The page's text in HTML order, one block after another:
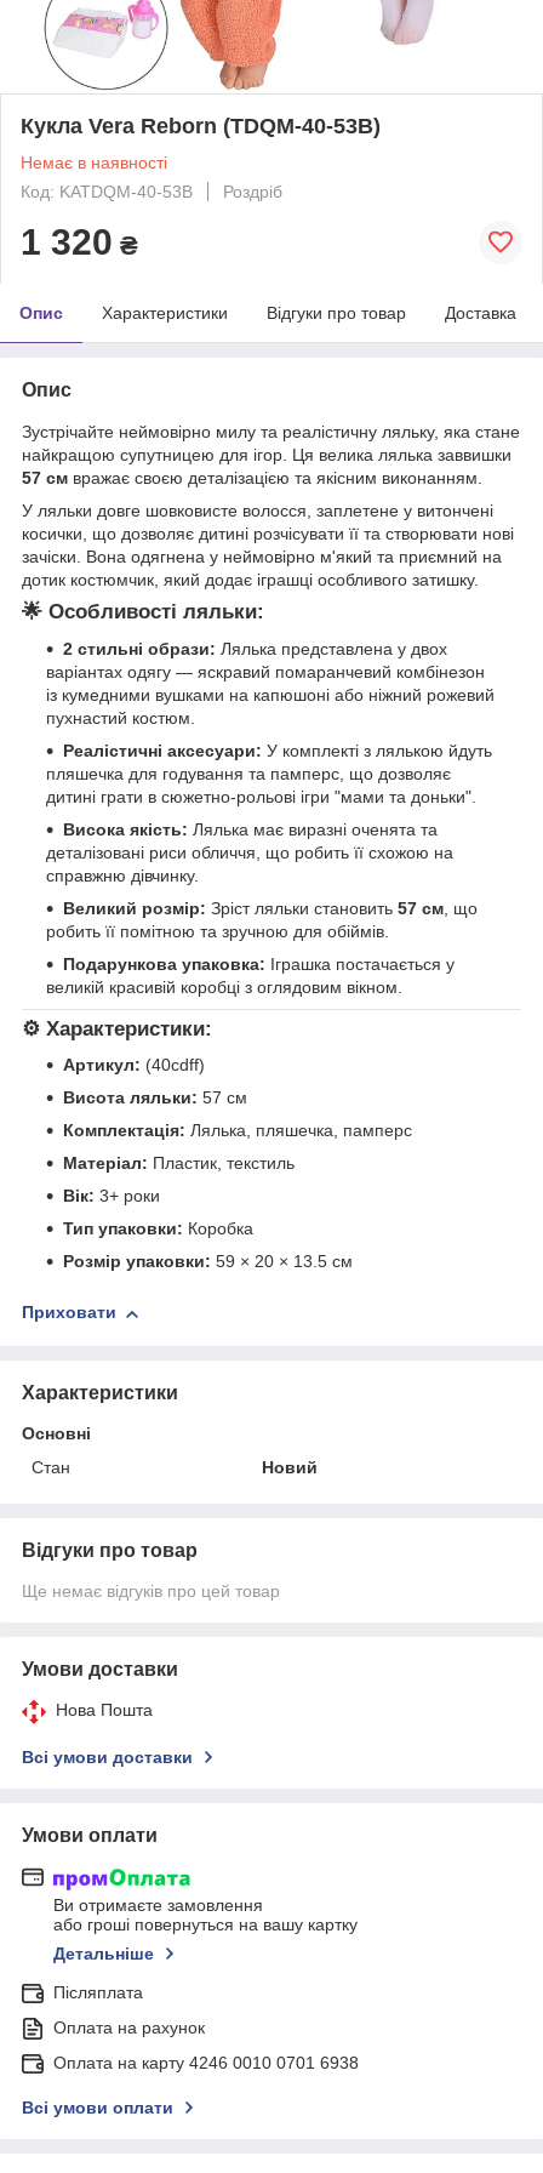
Кукла Vera Reborn (TDQM-40-53B)
Немає в наявності
Код: KATDQM-40-53B
Роздріб
1 320 ₴
Опис Характеристики Відгуки про товар Доставка
Опис
Зустрічайте неймовірно милу та реалістичну ляльку, яка стане
найкращою супутницею для ігор. Ця велика лялька заввишки
57 см вражає своєю деталізацією та якісним виконанням.
У ляльки довге шовковисте волосся, заплетене у витончені
косички, що дозволяє дитині розчісувати її та створювати нові
зачіски. Вона одягнена у неймовірно м'який та приємний на
дотик костюмчик, який додає іграшці особливого затишку.
🌟 Особливості ляльки:
2 стильні образи: Лялька представлена у двох
варіантах одягу — яскравий помаранчевий комбінезон
із кумедними вушками на капюшоні або ніжний рожевий
пухнастий костюм.
Реалістичні аксесуари: У комплекті з лялькою йдуть
пляшечка для годування та памперс, що дозволяє
дитині грати в сюжетно-рольові ігри "мами та доньки".
Висока якість: Лялька має виразні оченята та
деталізовані риси обличчя, що робить її схожою на
справжню дівчинку.
Великий розмір: Зріст ляльки становить 57 см , що
робить її помітною та зручною для обіймів.
Подарункова упаковка: Іграшка постачається у
великій красивій коробці з оглядовим вікном.
⚙️ Характеристики:
Артикул: (40cdff)
Висота ляльки: 57 см
Комплектація: Лялька, пляшечка, памперс
Матеріал: Пластик, текстиль
Вік: 3+ роки
Тип упаковки: Коробка
Розмір упаковки: 59 × 20 × 13.5 см
Приховати
Характеристики
Основні
Стан
Новий
Відгуки про товар
Ще немає відгуків про цей товар
Умови доставки
Нова Пошта
Всі умови доставки
Умови оплати
Ви отримаєте замовлення
або гроші повернуться на вашу картку
Детальніше
Післяплата
Оплата на рахунок
Оплата на карту 4246 0010 0701 6938
Всі умови оплати